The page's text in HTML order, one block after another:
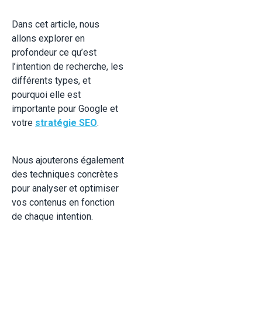
Dans cet article, nous
allons explorer en
profondeur ce qu’est
l’intention de recherche, les
différents types, et
pourquoi elle est
importante pour Google et
votre stratégie SEO.
Nous ajouterons également
des techniques concrètes
pour analyser et optimiser
vos contenus en fonction
de chaque intention.